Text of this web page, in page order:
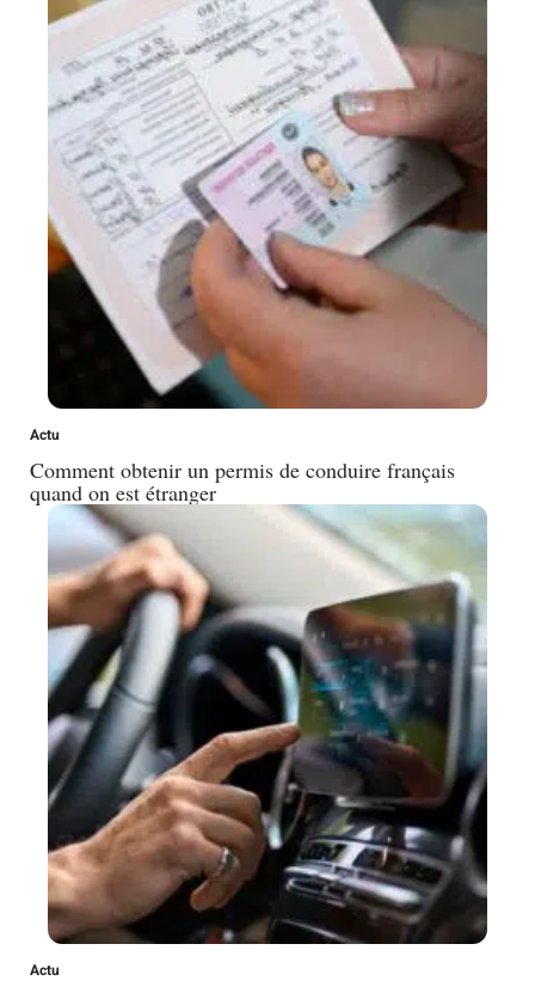
Actu
Comment obtenir un permis de conduire français
quand on est étranger
Actu